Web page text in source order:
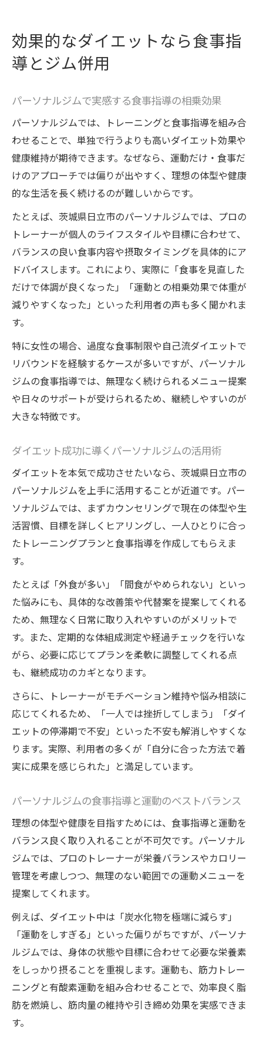
効果的なダイエットなら食事指
導とジム併用
パーソナルジムで実感する食事指導の相乗効果
パーソナルジムでは、トレーニングと食事指導を組み合
わせることで、単独で行うよりも高いダイエット効果や
健康維持が期待できます。なぜなら、運動だけ・食事だ
けのアプローチでは偏りが出やすく、理想の体型や健康
的な生活を長く続けるのが難しいからです。
たとえば、茨城県日立市のパーソナルジムでは、プロの
トレーナーが個人のライフスタイルや目標に合わせて、
バランスの良い食事内容や摂取タイミングを具体的にア
ドバイスします。これにより、実際に「食事を見直した
だけで体調が良くなった」「運動との相乗効果で体重が
減りやすくなった」といった利用者の声も多く聞かれま
す。
特に女性の場合、過度な食事制限や自己流ダイエットで
リバウンドを経験するケースが多いですが、パーソナル
ジムの食事指導では、無理なく続けられるメニュー提案
や日々のサポートが受けられるため、継続しやすいのが
大きな特徴です。
ダイエット成功に導くパーソナルジムの活用術
ダイエットを本気で成功させたいなら、茨城県日立市の
パーソナルジムを上手に活用することが近道です。パー
ソナルジムでは、まずカウンセリングで現在の体型や生
活習慣、目標を詳しくヒアリングし、一人ひとりに合っ
たトレーニングプランと食事指導を作成してもらえま
す。
たとえば「外食が多い」「間食がやめられない」といっ
た悩みにも、具体的な改善策や代替案を提案してくれる
ため、無理なく日常に取り入れやすいのがメリットで
す。また、定期的な体組成測定や経過チェックを行いな
がら、必要に応じてプランを柔軟に調整してくれる点
も、継続成功のカギとなります。
さらに、トレーナーがモチベーション維持や悩み相談に
応じてくれるため、「一人では挫折してしまう」「ダイ
エットの停滞期で不安」といった不安も解消しやすくな
ります。実際、利用者の多くが「自分に合った方法で着
実に成果を感じられた」と満足しています。
パーソナルジムの食事指導と運動のベストバランス
理想の体型や健康を目指すためには、食事指導と運動を
バランス良く取り入れることが不可欠です。パーソナル
ジムでは、プロのトレーナーが栄養バランスやカロリー
管理を考慮しつつ、無理のない範囲での運動メニューを
提案してくれます。
例えば、ダイエット中は「炭水化物を極端に減らす」
「運動をしすぎる」といった偏りがちですが、パーソナ
ルジムでは、身体の状態や目標に合わせて必要な栄養素
をしっかり摂ることを重視します。運動も、筋力トレー
ニングと有酸素運動を組み合わせることで、効率良く脂
肪を燃焼し、筋肉量の維持や引き締め効果を実感できま
す。